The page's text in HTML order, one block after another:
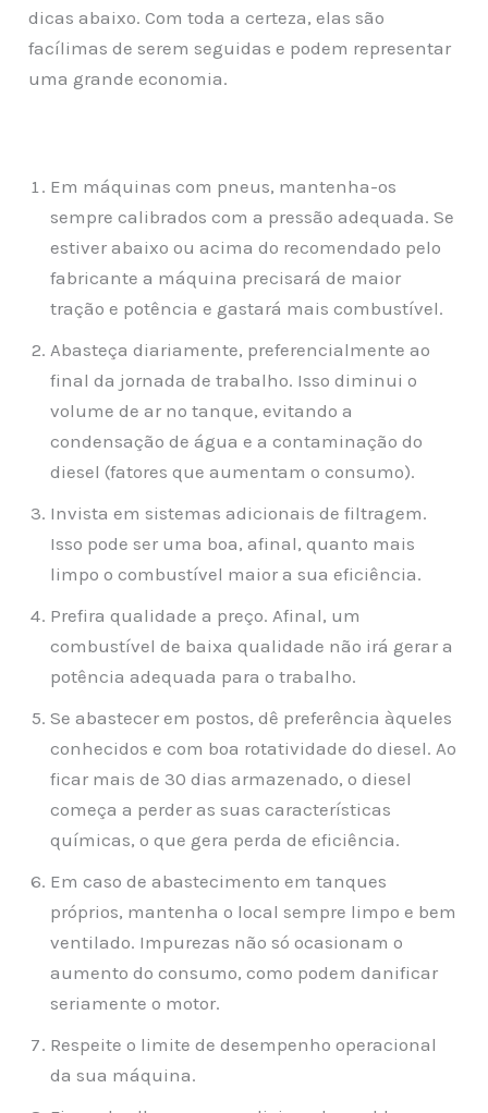
dicas abaixo. Com toda a certeza, elas são
facílimas de serem seguidas e podem representar
uma grande economia.
Em máquinas com pneus, mantenha-os
sempre calibrados com a pressão adequada. Se
estiver abaixo ou acima do recomendado pelo
fabricante a máquina precisará de maior
tração e potência e gastará mais combustível.
Abasteça diariamente, preferencialmente ao
final da jornada de trabalho. Isso diminui o
volume de ar no tanque, evitando a
condensação de água e a contaminação do
diesel (fatores que aumentam o consumo).
Invista em sistemas adicionais de filtragem.
Isso pode ser uma boa, afinal, quanto mais
limpo o combustível maior a sua eficiência.
Prefira qualidade a preço. Afinal, um
combustível de baixa qualidade não irá gerar a
potência adequada para o trabalho.
Se abastecer em postos, dê preferência àqueles
conhecidos e com boa rotatividade do diesel. Ao
ficar mais de 30 dias armazenado, o diesel
começa a perder as suas características
químicas, o que gera perda de eficiência.
Em caso de abastecimento em tanques
próprios, mantenha o local sempre limpo e bem
ventilado. Impurezas não só ocasionam o
aumento do consumo, como podem danificar
seriamente o motor.
Respeite o limite de desempenho operacional
da sua máquina.